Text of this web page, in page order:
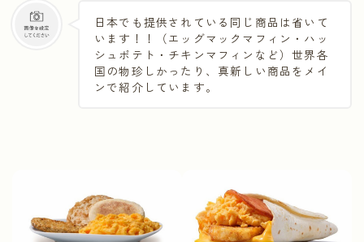
日本でも提供されている同じ商品は省いて
います！！（エッグマックマフィン・ハッ
シュポテト・チキンマフィンなど）世界各
国の物珍しかったり、真新しい商品をメイ
ンで紹介しています。